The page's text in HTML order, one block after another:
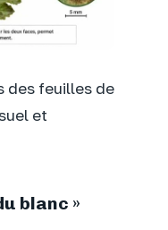
des feuilles de
et
blanc »